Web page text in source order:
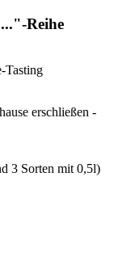
Reihe
Tasting
erschließen -
3 Sorten mit 0,5l)